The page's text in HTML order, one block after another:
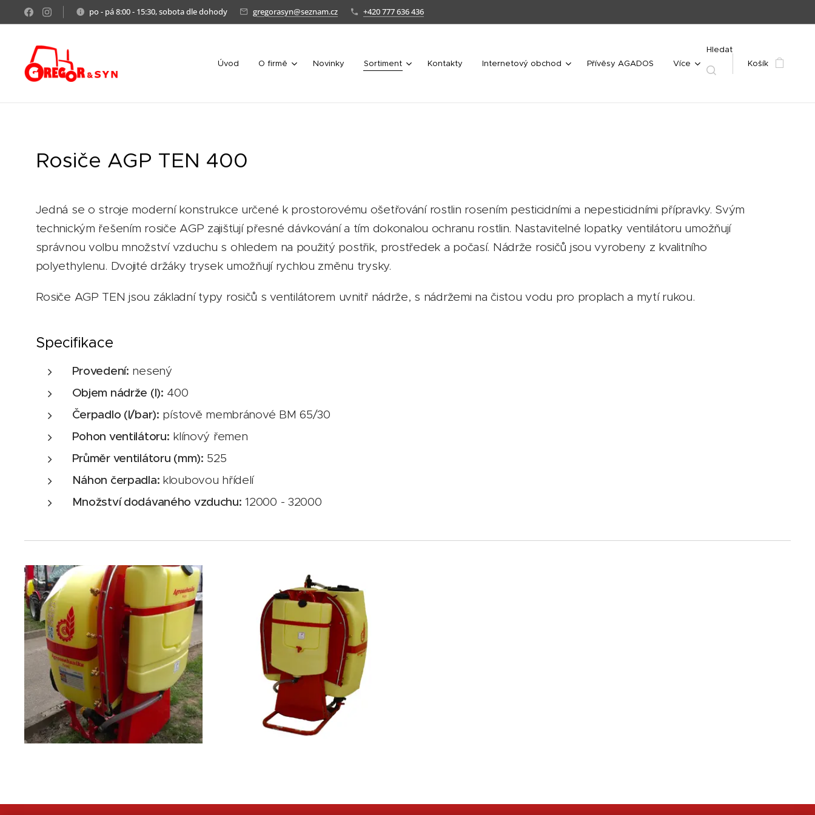
po - pá 8:00 - 15:30, sobota dle dohody gregorasyn@seznam.cz +420 777 636 436
Úvod O firmě Novinky Sortiment Kontakty Internetový obchod Přívěsy AGADOS Více
Hledat
Košík
Rosiče AGP TEN 400
Jedná se o stroje moderní konstrukce určené k prostorovému ošetřování rostlin rosením pesticidními a nepesticidními přípravky. Svým
technickým řešením rosiče AGP zajišťují přesné dávkování a tím dokonalou ochranu rostlin. Nastavitelné lopatky ventilátoru umožňují
správnou volbu množství vzduchu s ohledem na použitý postřik, prostředek a počasí. Nádrže rosičů jsou vyrobeny z kvalitního
polyethylenu. Dvojité držáky trysek umožňují rychlou změnu trysky.
Rosiče AGP TEN jsou základní typy rosičů s ventilátorem uvnitř nádrže, s nádržemi na čistou vodu pro proplach a mytí rukou.
Specifikace
Provedení: nesený
Objem nádrže (l): 400
Čerpadlo (l/bar): pístově membránové BM 65/30
Pohon ventilátoru: klínový řemen
Průměr ventilátoru (mm): 525
Náhon čerpadla: kloubovou hřídelí
Množství dodávaného vzduchu: 12000 - 32000